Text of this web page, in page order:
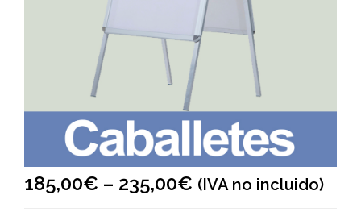
185,00€ – 235,00€ (IVA no incluido)